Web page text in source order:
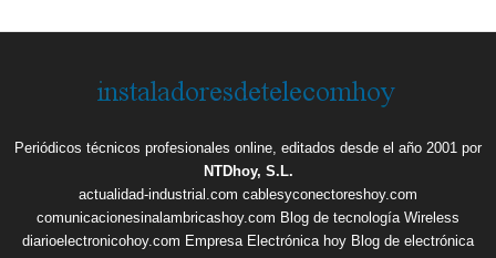
Periódicos técnicos profesionales online, editados desde el año 2001 por
NTDhoy, S.L.
actualidad-industrial.com cablesyconectoreshoy.com
comunicacionesinalambricashoy.com Blog de tecnología Wireless
diarioelectronicohoy.com Empresa Electrónica hoy Blog de electrónica